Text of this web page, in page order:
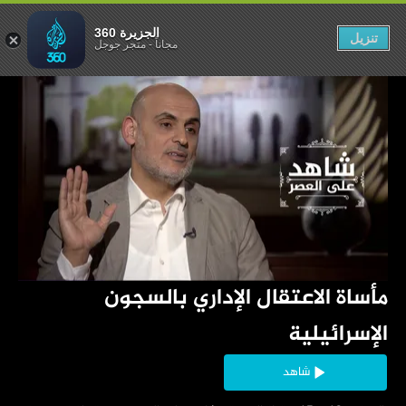
الإسرائيلية
شاهد
الإسرائيلية
الجزيرة 360
مجاناً-متجر جوجل تنزيل